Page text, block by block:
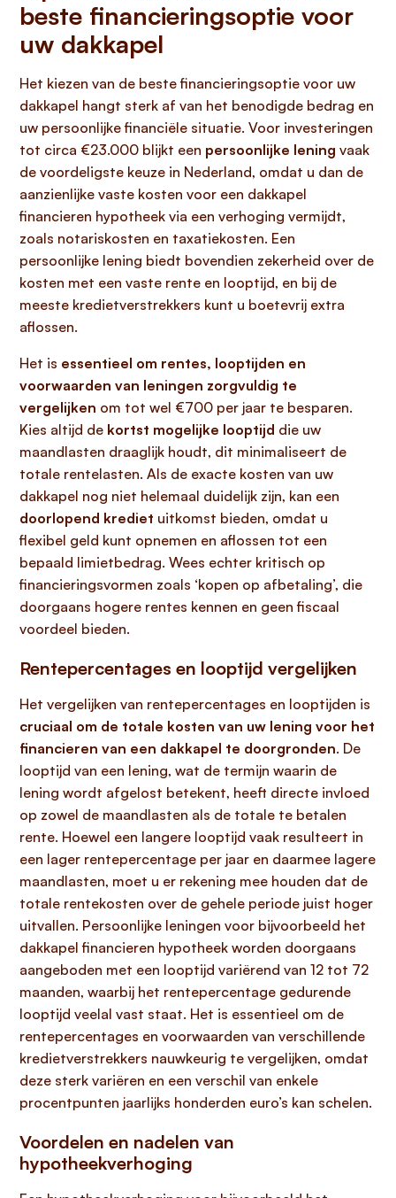
beste financieringsoptie voor
uw dakkapel
Het kiezen van de beste financieringsoptie voor uw
dakkapel hangt sterk af van het benodigde bedrag en
uw persoonlijke financiële situatie. Voor investeringen
tot circa €23.000 blijkt een persoonlijke lening vaak
de voordeligste keuze in Nederland, omdat u dan de
aanzienlijke vaste kosten voor een dakkapel
financieren hypotheek via een verhoging vermijdt,
zoals notariskosten en taxatiekosten. Een
persoonlijke lening biedt bovendien zekerheid over de
kosten met een vaste rente en looptijd, en bij de
meeste kredietverstrekkers kunt u boetevrij extra
aflossen.
Het is essentieel om rentes, looptijden en
voorwaarden van leningen zorgvuldig te
vergelijken om tot wel €700 per jaar te besparen.
Kies altijd de kortst mogelijke looptijd die uw
maandlasten draaglijk houdt, dit minimaliseert de
totale rentelasten. Als de exacte kosten van uw
dakkapel nog niet helemaal duidelijk zijn, kan een
doorlopend krediet uitkomst bieden, omdat u
flexibel geld kunt opnemen en aflossen tot een
bepaald limietbedrag. Wees echter kritisch op
financieringsvormen zoals ‘kopen op afbetaling’, die
doorgaans hogere rentes kennen en geen fiscaal
voordeel bieden.
Rentepercentages en looptijd vergelijken
Het vergelijken van rentepercentages en looptijden is
cruciaal om de totale kosten van uw lening voor het
financieren van een dakkapel te doorgronden. De
looptijd van een lening, wat de termijn waarin de
lening wordt afgelost betekent, heeft directe invloed
op zowel de maandlasten als de totale te betalen
rente. Hoewel een langere looptijd vaak resulteert in
een lager rentepercentage per jaar en daarmee lagere
maandlasten, moet u er rekening mee houden dat de
totale rentekosten over de gehele periode juist hoger
uitvallen. Persoonlijke leningen voor bijvoorbeeld het
dakkapel financieren hypotheek worden doorgaans
aangeboden met een looptijd variërend van 12 tot 72
maanden, waarbij het rentepercentage gedurende
looptijd veelal vast staat. Het is essentieel om de
rentepercentages en voorwaarden van verschillende
kredietverstrekkers nauwkeurig te vergelijken, omdat
deze sterk variëren en een verschil van enkele
procentpunten jaarlijks honderden euro’s kan schelen.
Voordelen en nadelen van
hypotheekverhoging